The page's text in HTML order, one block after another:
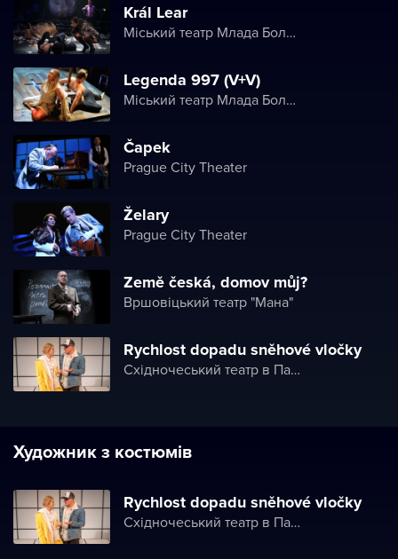
Král Lear
Міський театр Млада Болеслава
Legenda 997 (V+V)
Міський театр Млада Болеслава
Čapek
Prague City Theater
Želary
Prague City Theater
Země česká, domov můj?
Вршовіцький театр "Мана"
Rychlost dopadu sněhové vločky
Східночеський театр в Пардубице
Художник з костюмів
Rychlost dopadu sněhové vločky
Східночеський театр в Пардубице